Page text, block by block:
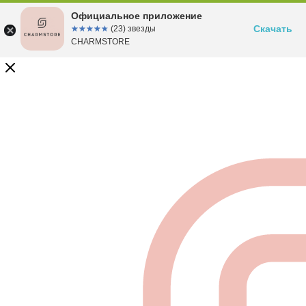
Официальное приложение
☆☆☆☆☆
★★★★★ (23) звезды
CHARMSTORE
Скачать